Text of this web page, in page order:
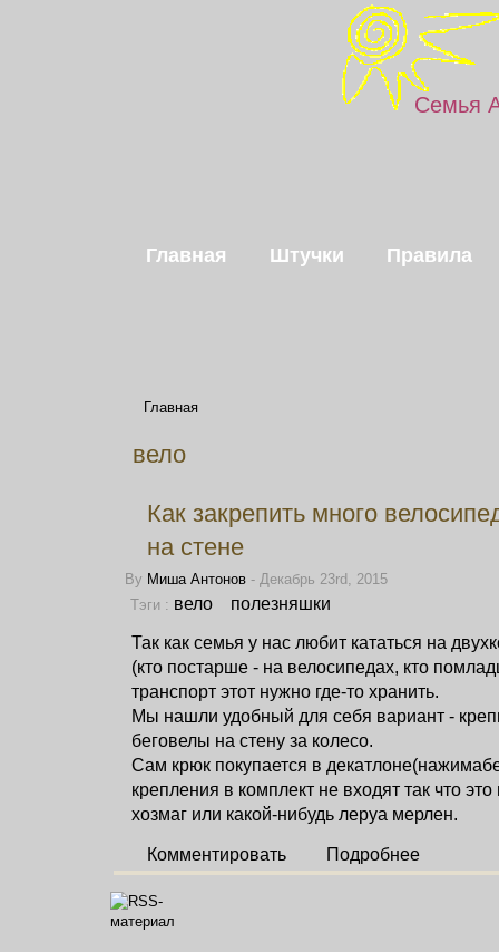
Семья
Главная Штучки Правила
Главная
вело
Как закрепить много
на стене
By Миша Антонов - Декабрь 23rd, 2015
Тэги : вело полезняшки
Так как семья у нас любит кататься на
(кто постарше - на велосипедах, кто
транспорт этот нужно где-то хранить.
Мы нашли удобный для себя вариант -
беговелы на стену за колесо.
Сам крюк покупается в
крепления в комплект не входят так что
хозмаг или какой-нибудь леруа мерлен.
Комментировать Подробнее